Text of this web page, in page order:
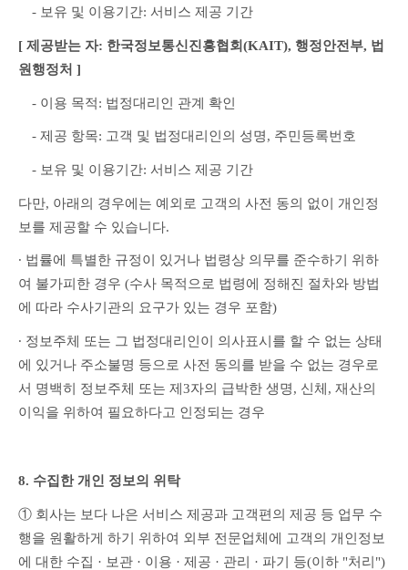
- 보유 및 이용기간: 서비스 제공 기간
[ 제공받는 자: 한국정보통신진흥협회(KAIT), 행정안전부, 법
원행정처 ]
- 이용 목적: 법정대리인 관계 확인
- 제공 항목: 고객 및 법정대리인의 성명, 주민등록번호
- 보유 및 이용기간: 서비스 제공 기간
다만, 아래의 경우에는 예외로 고객의 사전 동의 없이 개인정
보를 제공할 수 있습니다.
∙ 법률에 특별한 규정이 있거나 법령상 의무를 준수하기 위하
여 불가피한 경우 (수사 목적으로 법령에 정해진 절차와 방법
에 따라 수사기관의 요구가 있는 경우 포함)
∙ 정보주체 또는 그 법정대리인이 의사표시를 할 수 없는 상태
에 있거나 주소불명 등으로 사전 동의를 받을 수 없는 경우로
서 명백히 정보주체 또는 제3자의 급박한 생명, 신체, 재산의
이익을 위하여 필요하다고 인정되는 경우
8. 수집한 개인 정보의 위탁
① 회사는 보다 나은 서비스 제공과 고객편의 제공 등 업무 수
행을 원활하게 하기 위하여 외부 전문업체에 고객의 개인정보
에 대한 수집 · 보관 · 이용 · 제공 · 관리 · 파기 등(이하 "처리")